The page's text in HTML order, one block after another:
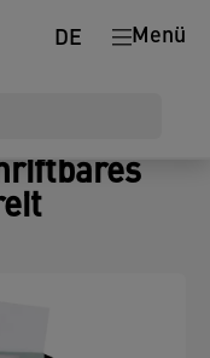
Menü
DE